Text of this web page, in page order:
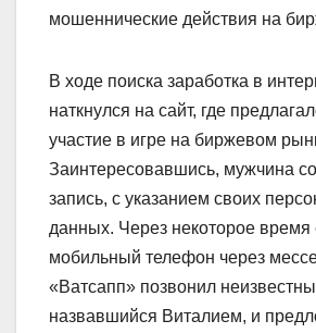
мошеннические действия на
В ходе поиска заработка в
наткнулся на сайт, где
участие в игре на биржевом
Заинтересовавшись, мужчина
запись, с указанием своих
данных. Через некоторое время
мобильный телефон через
«Ватсапп» позвонил
назвавшийся Виталием, и